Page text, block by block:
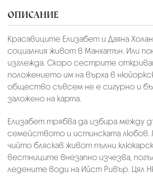
ОПИСАНИЕ
Красавиците Елизабет и Даяна
социалния живот в Манхатън. Или
изглежда. Скоро сестрите
положението им на върха в
общество съвсем не е сигурно и
заложено на карта.
Елизабет трябва да избира между
семейството и истинската любов.
чийто бляскав живот пълни
вестниците внезапно изчезва,
ледените води на Ийст Ривър. Цял